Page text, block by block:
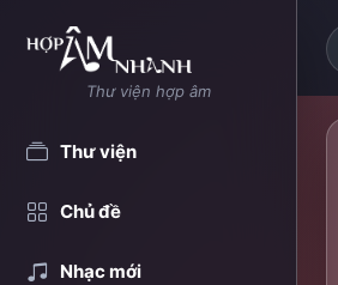
Thư viện hợp âm
Thư viện
Chủ đề
Nhạc mới